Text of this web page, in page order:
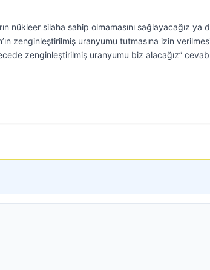
nükleer silaha sahip olmamasını sağlayacağız ya
zenginleştirilmiş uranyumu tutmasına izin
zenginleştirilmiş uranyumu biz alacağız”